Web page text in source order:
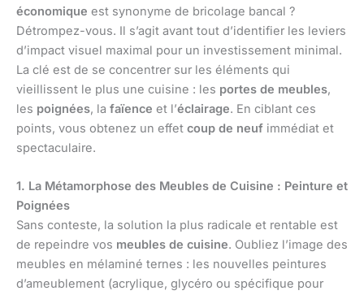
économique est synonyme de bricolage bancal ?
Détrompez-vous. Il s’agit avant tout d’identifier les leviers
d’impact visuel maximal pour un investissement minimal.
La clé est de se concentrer sur les éléments qui
vieillissent le plus une cuisine : les portes de meubles,
les poignées, la faïence et l’éclairage. En ciblant ces
points, vous obtenez un effet coup de neuf immédiat et
spectaculaire.
1. La Métamorphose des Meubles de Cuisine : Peinture et
Poignées
Sans conteste, la solution la plus radicale et rentable est
de repeindre vos meubles de cuisine. Oubliez l’image des
meubles en mélaminé ternes : les nouvelles peintures
d’ameublement (acrylique, glycéro ou spécifique pour